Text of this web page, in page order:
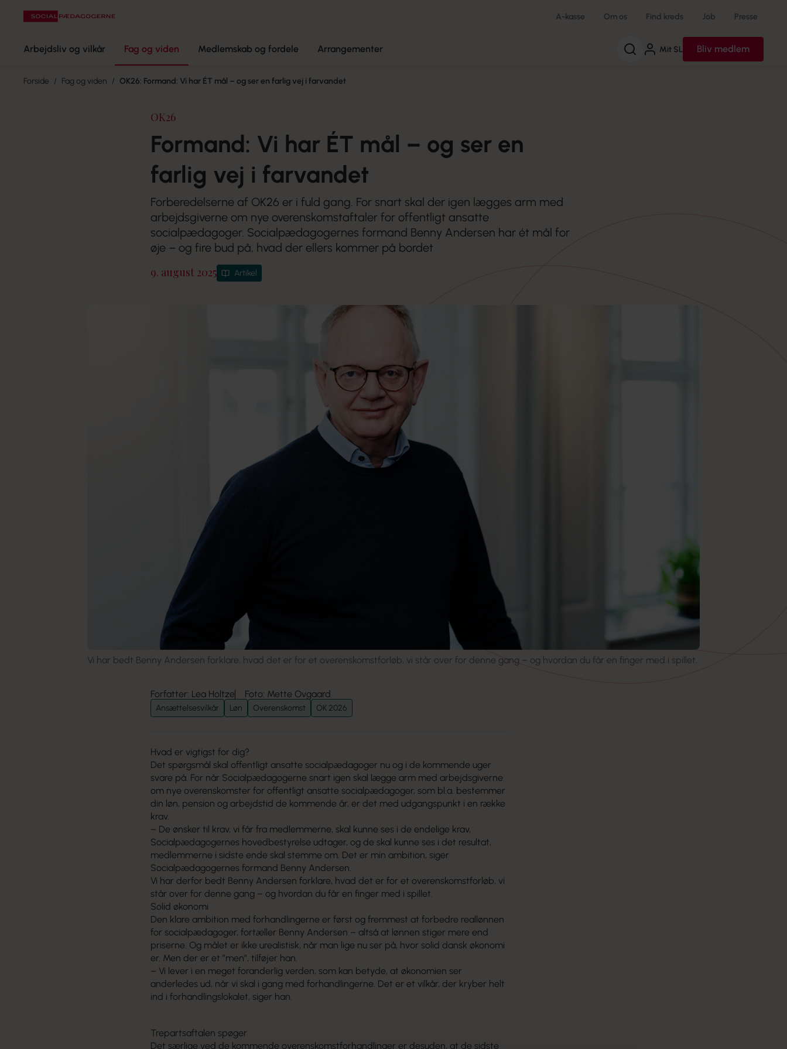
A-kasse Om os Find kreds Job Presse
Arbejdsliv og vilkår Fag og viden Medlemskab og fordele Arrangementer Mit SL Bliv medlem
Forside Fag og viden OK26: Formand: Vi har ÉT mål – og ser en farlig vej i farvandet
OK26
Formand: Vi har ÉT mål – og ser en
farlig vej i farvandet
Forberedelserne af OK26 er i fuld gang. For snart skal der igen lægges arm med
arbejdsgiverne om nye overenskomstaftaler for offentligt ansatte
socialpædagoger. Socialpædagogernes formand Benny Andersen har ét mål for
øje – og fire bud på, hvad der ellers kommer på bordet
9. august 2025
Artikel
Vi har bedt Benny Andersen forklare, hvad det er for et overenskomstforløb, vi står over for denne gang – og hvordan du får en finger med i spillet.
Forfatter: Lea Holtze Foto: Mette Ovgaard
Ansættelsesvilkår Løn Overenskomst OK 2026
Hvad er vigtigst for dig?
Det spørgsmål skal offentligt ansatte socialpædagoger nu og i de kommende uger
svare på. For når Socialpædagogerne snart igen skal lægge arm med arbejdsgiverne
om nye overenskomster for offentligt ansatte socialpædagoger, som bl.a. bestemmer
din løn, pension og arbejdstid de kommende år, er det med udgangspunkt i en række
krav.
– De ønsker til krav, vi får fra medlemmerne, skal kunne ses i de endelige krav,
Socialpædagogernes hovedbestyrelse udtager, og de skal kunne ses i det resultat,
medlemmerne i sidste ende skal stemme om. Det er min ambition, siger
Socialpædagogernes formand Benny Andersen.
Vi har derfor bedt Benny Andersen forklare, hvad det er for et overenskomstforløb, vi
står over for denne gang – og hvordan du får en finger med i spillet.
Solid økonomi
Den klare ambition med forhandlingerne er først og fremmest at forbedre reallønnen
for socialpædagoger, fortæller Benny Andersen – altså at lønnen stiger mere end
priserne. Og målet er ikke urealistisk, når man lige nu ser på, hvor solid dansk økonomi
er. Men der er et ”men”, tilføjer han.
– Vi lever i en meget foranderlig verden, som kan betyde, at økonomien ser
anderledes ud, når vi skal i gang med forhandlingerne. Det er et vilkår, der kryber helt
ind i forhandlingslokalet, siger han.
Trepartsaftalen spøger
Det særlige ved de kommende overenskomstforhandlinger er desuden, at de sidste